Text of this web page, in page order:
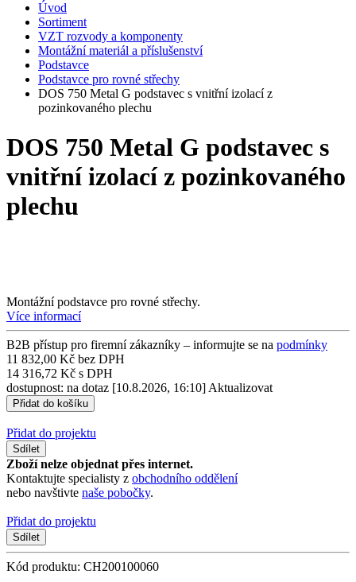
Úvod
Sortiment
VZT rozvody a komponenty
Montážní materiál a příslušenství
Podstavce
Podstavce pro rovné střechy
DOS 750 Metal G podstavec s vnitřní izolací z
pozinkovaného plechu
DOS 750 Metal G podstavec s
vnitřní izolací z pozinkovaného
plechu
Montážní podstavce pro rovné střechy.
Více informací
B2B přístup pro firemní zákazníky – informujte se na podmínky
11 832,00 Kč bez DPH
14 316,72 Kč s DPH
dostupnost: na dotaz [10.8.2026, 16:10] Aktualizovat
Přidat do projektu
Sdílet
Zboží nelze objednat přes internet.
Kontaktujte specialisty z obchodního oddělení
nebo navštivte naše pobočky.
Přidat do projektu
Sdílet
Kód produktu: CH200100060